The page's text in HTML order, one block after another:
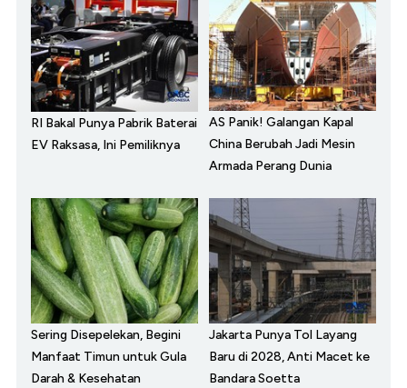
RI Bakal Punya Pabrik Baterai
EV Raksasa, Ini Pemiliknya
AS Panik! Galangan Kapal
China Berubah Jadi Mesin
Armada Perang Dunia
Sering Disepelekan, Begini
Manfaat Timun untuk Gula
Darah & Kesehatan
Jakarta Punya Tol Layang
Baru di 2028, Anti Macet ke
Bandara Soetta